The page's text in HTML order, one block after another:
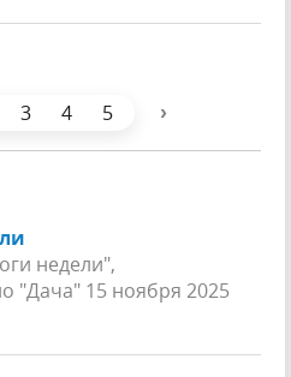
3 4 5 ›
недели",
"Дача" 15 ноября 2025